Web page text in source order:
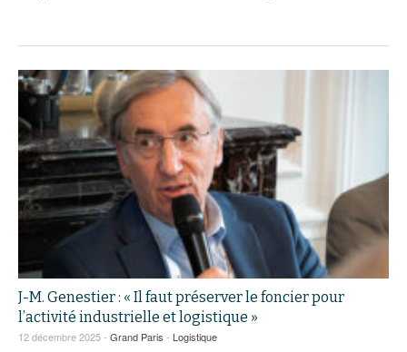
J-M. Genestier : « Il faut préserver le foncier pour
l’activité industrielle et logistique »
12 décembre 2025 - Grand Paris - Logistique